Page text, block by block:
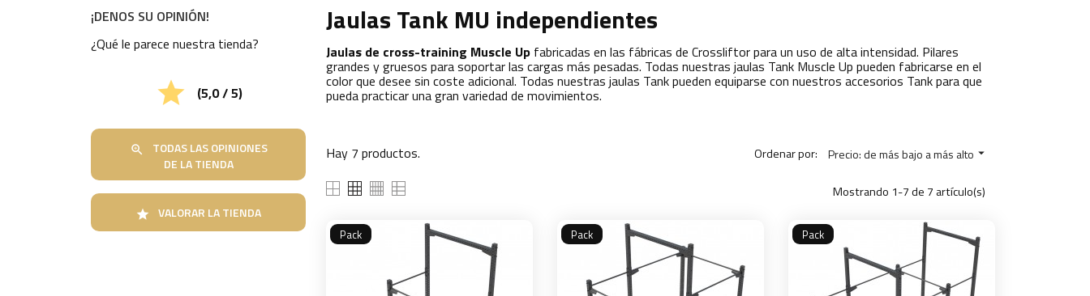
¡DENOS SU OPINIÓN!
¿Qué le parece nuestra tienda?
 (5,0 / 5)

TODAS LAS OPINIONES
DE LA TIENDA
 VALORAR LA TIENDA
Jaulas Tank MU independientes
Jaulas de cross-training Muscle Up fabricadas en las fábricas de Crossliftor para un uso de alta intensidad. Pilares
grandes y gruesos para soportar las cargas más pesadas. Todas nuestras jaulas Tank Muscle Up pueden fabricarse en el
color que desee sin coste adicional. Todas nuestras jaulas Tank pueden equiparse con nuestros accesorios Tank para que
pueda practicar una gran variedad de movimientos.
Hay 7 productos. Ordenar por: Precio: de más bajo a más alto 
Mostrando 1-7 de 7 artículo(s)
Pack Pack Pack